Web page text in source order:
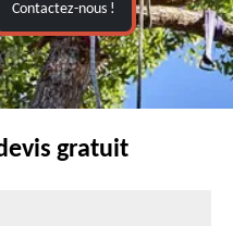
Contactez-nous !
gratuit